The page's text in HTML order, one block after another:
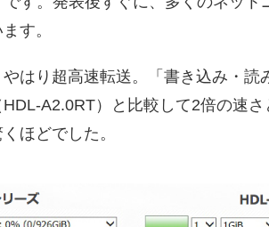
す。
はり超高速転送。「書き込み・読
A2.0RT）と比較して2倍の速
ほどでした。